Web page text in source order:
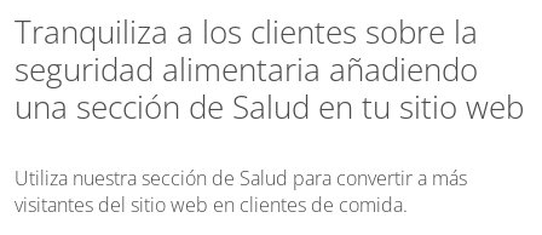
Tranquiliza a los clientes sobre la
seguridad alimentaria añadiendo
una sección de Salud en tu sitio web
Utiliza nuestra sección de Salud para convertir a más
visitantes del sitio web en clientes de comida.